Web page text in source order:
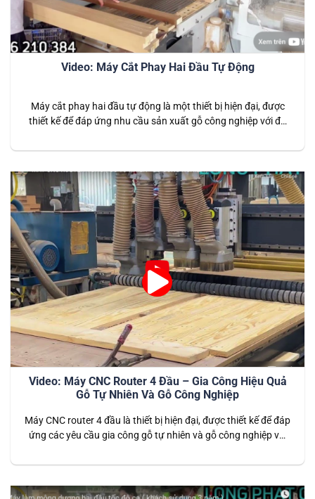
Video: Máy Cắt Phay Hai Đầu Tự Động
Máy cắt phay hai đầu tự động là một thiết bị hiện đại, được
thiết kế để đáp ứng nhu cầu sản xuất gỗ công nghiệp với độ
cho các doanh nghiệp cần tối đa hóa hiệu quả và giảm thiểu…
Video: Máy CNC Router 4 Đầu – Gia Công Hiệu Quả
Gỗ Tự Nhiên Và Gỗ Công Nghiệp
Máy CNC router 4 đầu là thiết bị hiện đại, được thiết kế để đáp
ứng các yêu cầu gia công gỗ tự nhiên và gỗ công nghiệp với
đồng thời trên bốn đầu cắt, máy mang lại hiệu suất vượt…